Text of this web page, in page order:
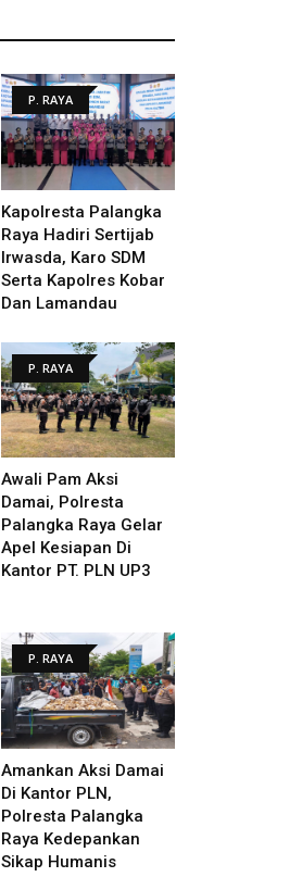
P. RAYA
Kapolresta Palangka
Raya Hadiri Sertijab
Irwasda, Karo SDM
Serta Kapolres Kobar
Dan Lamandau
P. RAYA
Awali Pam Aksi
Damai, Polresta
Palangka Raya Gelar
Apel Kesiapan Di
Kantor PT. PLN UP3
P. RAYA
Amankan Aksi Damai
Di Kantor PLN,
Polresta Palangka
Raya Kedepankan
Sikap Humanis